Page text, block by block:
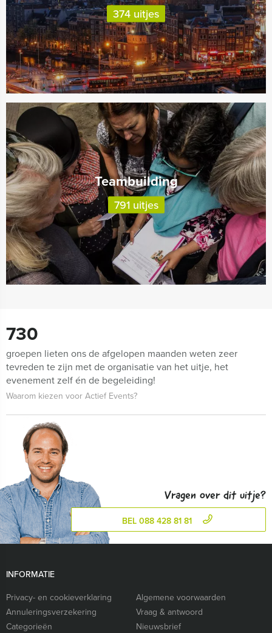
374 uitjes
Teambuilding
791 uitjes
730
groepen lieten ons de afgelopen maanden weten zeer
tevreden te zijn met de organisatie van het uitje, het
evenement zelf én de begeleiding!
Waarom kiezen voor Actief Events?
Vragen over dit uitje?
BEL 088 428 81 81
INFORMATIE
Privacy- en cookieverklaring
Algemene voorwaarden
Annuleringsverzekering
Vraag & antwoord
Categorieën
Nieuwsbrief